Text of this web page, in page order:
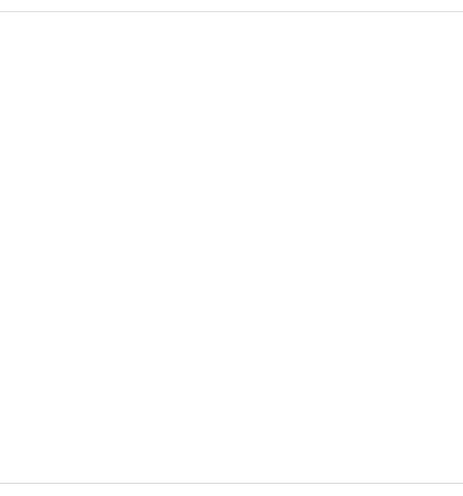
 0/5